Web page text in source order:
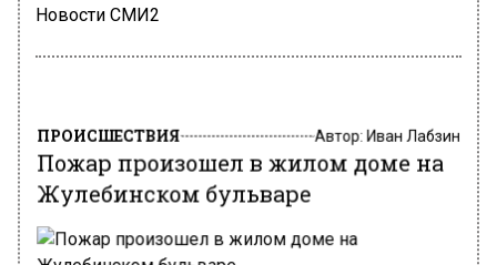
Новости СМИ2
ПРОИСШЕСТВИЯ Автор:Иван Лабзин
Пожар произошел в жилом доме на
Жулебинском бульваре